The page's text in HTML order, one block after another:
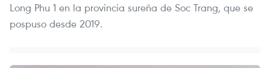
Long Phu 1 en la provincia sureña de Soc Trang, que se
pospuso desde 2019.